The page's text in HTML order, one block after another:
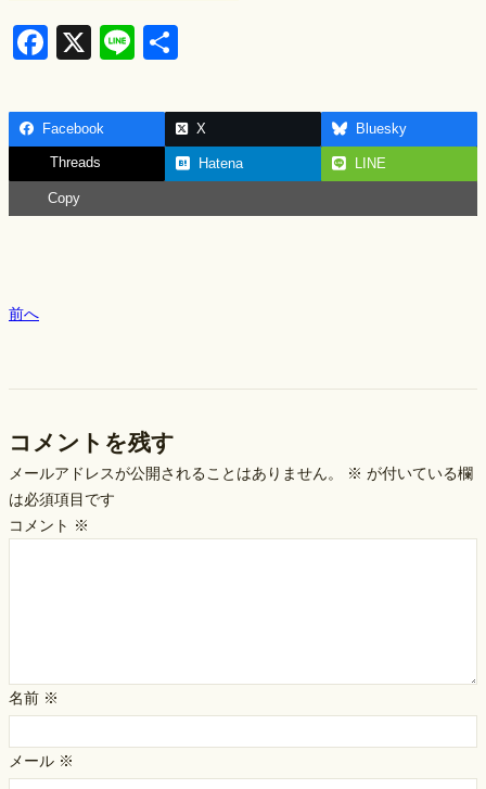
F
c
e
b
o
X
Li
e
ar
e
Facebook X Bluesky
Threads Hatena LINE
Copy
前へ
コメントを残す
メールアドレスが公開されることはありません。 ※ が付いている欄
は必須項目です
コメント ※
名前 ※
メール ※